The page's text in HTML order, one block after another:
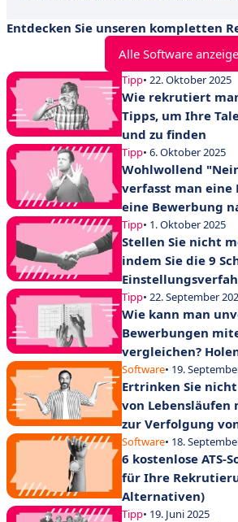
Entdecken Sie unseren kompletten
Alle Software
Tipp• 22. Oktober 2025
Wie rekrutiert
Tipps, um Ihre
und zu finden
Tipp• 6. Oktober 2025
Wohlwollend
verfasst man eine
eine Bewerbung
Tipp• 1. Oktober 2025
Stellen Sie nicht
indem Sie die 9
Tipp• 22. September
Wie kann man
Bewerbungen
vergleichen?
die Auswahl von
Software• 19.
Ertrinken Sie
von Lebensläufen
zur Verfolgung
Software• 18.
6 kostenlose ATS-
für Ihre
Alternativen)
Tipp• 19. Juni 2025